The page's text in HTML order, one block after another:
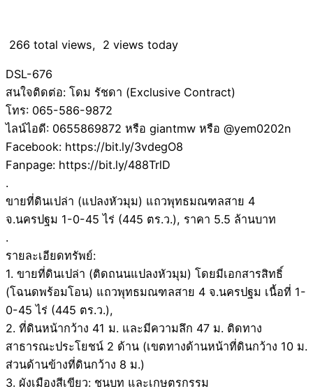
266 total views, 2 views today
DSL-676
สนใจติดต่อ: โดม รัชดา (Exclusive Contract)
โทร: 065-586-9872
ไลน์ไอดี: 0655869872 หรือ giantmw หรือ @yem0202n
Facebook: https://bit.ly/3vdegO8
Fanpage: https://bit.ly/488TrlD
.
ขายที่ดินเปล่า (แปลงหัวมุม) แถวพุทธมณฑลสาย 4
จ.นครปฐม 1-0-45 ไร่ (445 ตร.ว.), ราคา 5.5 ล้านบาท
.
รายละเอียดทรัพย์:
1. ขายที่ดินเปล่า (ติดถนนแปลงหัวมุม) โดยมีเอกสารสิทธิ์
(โฉนดพร้อมโอน) แถวพุทธมณฑลสาย 4 จ.นครปฐม เนื้อที่ 1-
0-45 ไร่ (445 ตร.ว.),
2. ที่ดินหน้ากว้าง 41 ม. และมีความลึก 47 ม. ติดทาง
สาธารณะประโยชน์ 2 ด้าน (เขตทางด้านหน้าที่ดินกว้าง 10 ม.
ส่วนด้านข้างที่ดินกว้าง 8 ม.)
3. ผังเมืองสีเขียว: ชนบท และเกษตรกรรม